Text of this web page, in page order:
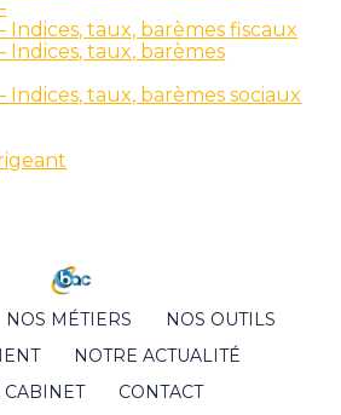
Indices, taux, barèmes fiscaux
Indices, taux, barèmes
Indices, taux, barèmes sociaux
NOS MÉTIERS
NOS OUTILS
NOTRE ACTUALITÉ
CONTACT